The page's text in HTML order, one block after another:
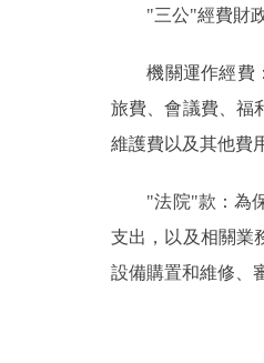
"三公"經費財政
機關運作經費：
旅費、會議費、福
維護費以及其他費
"法院"款：為保
支出，以及相關業
設備購置和維修、